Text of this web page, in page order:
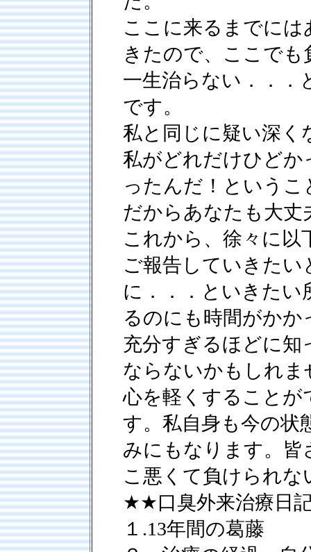
ここに来るまでに
きたので、ここで
一生治らない．．．
です。
私と同じに疑い深く
私がどれだけひどか
ったんだ！という
だからあなたも大丈
これから、徐々に以
ご報告していきたい
に．．．といきた
るのにも時間がかか
充分すぎるほどに知
ならないかもしれ
心を軽くすることが
す。私自身も今の状
みにもなります。
こ悪くて負けられな
★★口臭外来治療日
１.13年間の葛藤